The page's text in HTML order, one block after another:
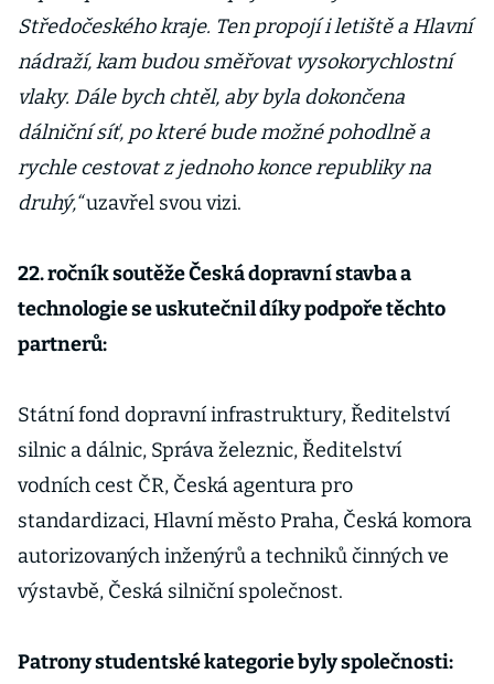
Středočeského kraje. Ten propojí i letiště a Hlavní
nádraží, kam budou směřovat vysokorychlostní
vlaky. Dále bych chtěl, aby byla dokončena
dálniční síť, po které bude možné pohodlně a
rychle cestovat z jednoho konce republiky na
druhý,“uzavřel svou vizi.
22. ročník soutěže Česká dopravní stavba a
technologie se uskutečnil díky podpoře těchto
partnerů:
Státní fond dopravní infrastruktury, Ředitelství
silnic a dálnic, Správa železnic, Ředitelství
vodních cest ČR, Česká agentura pro
standardizaci, Hlavní město Praha, Česká komora
autorizovaných inženýrů a techniků činných ve
výstavbě, Česká silniční společnost.
Patrony studentské kategorie byly společnosti: